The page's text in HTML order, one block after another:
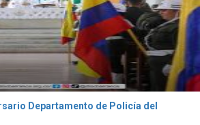
Departamento de Policía del